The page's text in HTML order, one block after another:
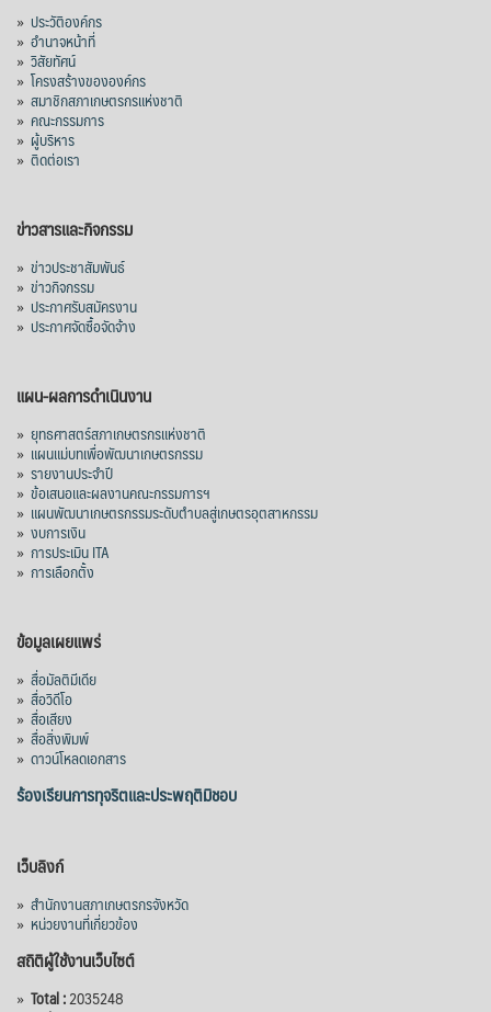
ในช่วงฤดูฝน ซึ่งวันเข้าพรรษาเป็นวันสำคัญ
ทางพระพุทธศาสนาที่ต่อเนื่องมาจากวัน
อาสาฬหบูชา (วันขึ้น ๑๕ ค่ำ เดือน ๘)
สาเหตุที่พระพุทธเจ้าได้ทรงอนุญาตให้จำ
พรรษาอยู่ ณ สถานที่ใดสถานที่หนึ่งตลอดระยะ
เวลา 3 เดือนแก่พ
View on Facebook
สภาเกษตรกรแห่งชาติ
1 week ago
พระบาท สมเด็จพระกนิษฐาธิราชเจ้า กรม
สมเด็จพระเทพรัตนราชสุดาฯ สยามบรมราช
กุมารี ในงานสโมสรสันนิบาตเฉลิมพระเกียรติ
พระบาทสมเด็จพระเจ้าอยู่หัว เนื่องในโอกาส
เฉลิมพระชนมพรรษา ๒๘ กรกฎาคม ๒๕๖๙
โดยสมเด็จพระกนิษฐาธิราชเจ้า กรมสมเด็จ
พระเทพรัตนราชสุดาฯ สยามบรมราชกุมารี
Photo
View on Facebook
» ประวัติองค์กร
» อำนาจหน้าที่
» วิสัยทัศน์
» โครงสร้างขององค์กร
» สมาชิกสภาเกษตรกรแห่งชาติ
» คณะกรรมการ
» ผู้บริหาร
» ติดต่อเรา
ข่าวสารและกิจกรรม
» ข่าวประชาสัมพันธ์
» ข่าวกิจกรรม
» ประกาศรับสมัครงาน
» ประกาศจัดซื้อจัดจ้าง
แผน-ผลการดำเนินงาน
» ยุทธศาสตร์สภาเกษตรกรแห่งชาติ
» แผนแม่บทเพื่อพัฒนาเกษตรกรรม
» รายงานประจำปี
» ข้อเสนอและผลงานคณะกรรมการฯ
» แผนพัฒนาเกษตรกรรมระดับตำบลสู่เกษตรอุตสาหกรรม
» งบการเงิน
» การประเมิน ITA
» การเลือกตั้ง
ข้อมูลเผยแพร่
» สื่อมัลติมีเดีย
» สื่อวิดีโอ
» สื่อเสียง
» สื่อสิ่งพิมพ์
» ดาวน์โหลดเอกสาร
ร้องเรียนการทุจริตและประพฤติมิชอบ
เว็บลิงก์
» สำนักงานสภาเกษตรกรจังหวัด
» หน่วยงานที่เกี่ยวข้อง
สถิติผู้ใช้งานเว็บไซต์
» Total :2035248